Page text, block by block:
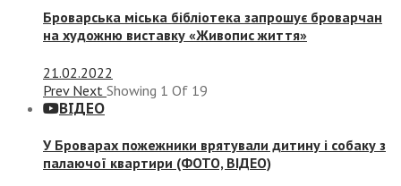
Броварська міська бібліотека запрошує броварчан
на художню виставку «Живопис життя»
21.02.2022
Prev Next Showing 1 Of 19
ВІДЕО
У Броварах пожежники врятували дитину і собаку з
палаючої квартири (ФОТО, ВІДЕО)